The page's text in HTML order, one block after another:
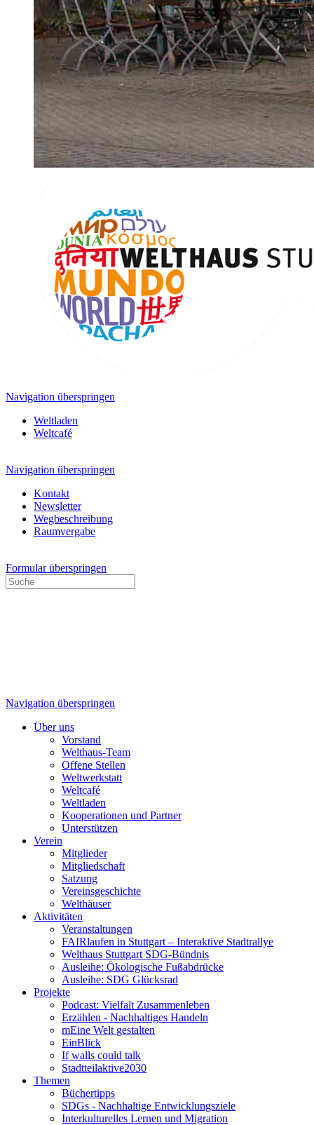
Navigation überspringen
Weltladen
Weltcafé
Navigation überspringen
Kontakt
Newsletter
Wegbeschreibung
Raumvergabe
Formular überspringen
Navigation überspringen
Über uns
Vorstand
Welthaus-Team
Offene Stellen
Weltwerkstatt
Weltcafé
Weltladen
Kooperationen und Partner
Unterstützen
Verein
Mitglieder
Mitgliedschaft
Satzung
Vereinsgeschichte
Welthäuser
Aktivitäten
Veranstaltungen
FAIRlaufen in Stuttgart – Interaktive Stadtrallye
Welthaus Stuttgart SDG-Bündnis
Ausleihe: Ökologische Fußabdrücke
Ausleihe: SDG Glücksrad
Projekte
Podcast: Vielfalt Zusammenleben
Erzählen - Nachhaltiges Handeln
mEine Welt gestalten
EinBlick
If walls could talk
Stadtteilaktive2030
Themen
Büchertipps
SDGs - Nachhaltige Entwicklungsziele
Interkulturelles Lernen und Migration